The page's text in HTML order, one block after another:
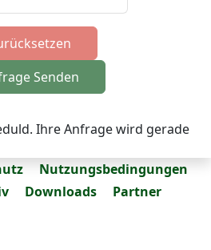
Ihre Anfrage wird gerade
Nutzungsbedingungen
Downloads Partner